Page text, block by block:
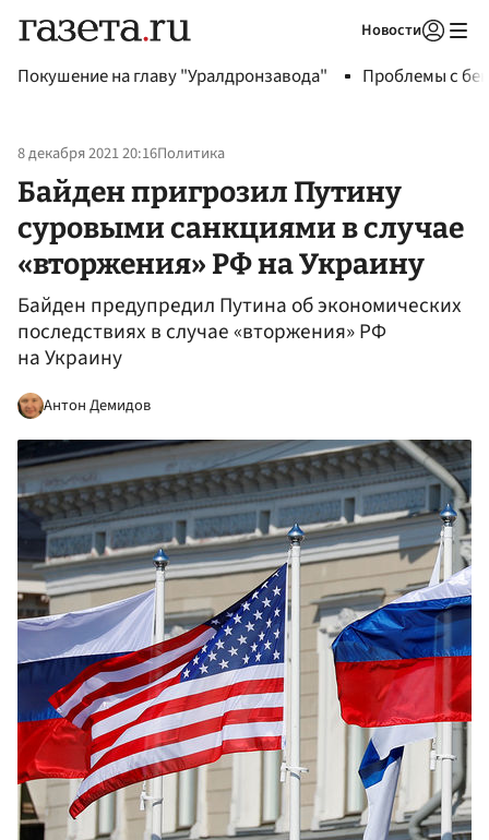
Новости
Покушение на главу "Уралдронзавода" Проблемы с
8 декабря 2021 20:16Политика
Байден пригрозил Путину
суровыми санкциями в случае
«вторжения» РФ на Украину
Байден предупредил Путина об экономических
последствиях в случае «вторжения» РФ
на Украину
Антон Демидов